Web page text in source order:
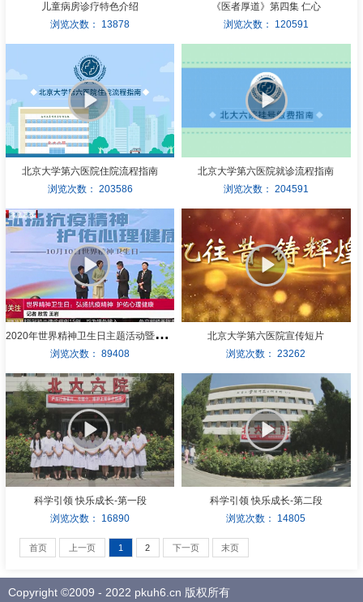
儿童病房诊疗特色介绍
浏览次数： 13878
《医者厚道》第四集 仁心
浏览次数： 120591
北京大学第六医院住院流程指南
浏览次数： 203586
北京大学第六医院就诊流程指南
浏览次数： 204591
2
020年世界精神卫生日主题活动暨北京大学第…
浏览次数： 89408
北京大学第六医院宣传短片
浏览次数：23262
科学引领 快乐成长-第一段
浏览次数： 16890
科学引领 快乐成长-第二段
浏览次数： 14805
首页 上一页 1 2 下一页 末页
Copyright ©2009 - 2022 pkuh6.cn 版权所有